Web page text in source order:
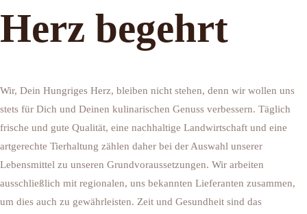
Herz begehrt
Wir, Dein Hungriges Herz, bleiben nicht stehen, denn wir wollen uns
stets für Dich und Deinen kulinarischen Genuss verbessern. Täglich
frische und gute Qualität, eine nachhaltige Landwirtschaft und eine
artgerechte Tierhaltung zählen daher bei der Auswahl unserer
Lebensmittel zu unseren Grundvoraussetzungen. Wir arbeiten
ausschließlich mit regionalen, uns bekannten Lieferanten zusammen,
um dies auch zu gewährleisten. Zeit und Gesundheit sind das